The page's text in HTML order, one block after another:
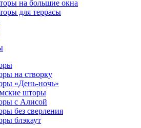
на большие окна
для террасы
на створку
«День-ночь»
шторы
с Алисой
без сверления
блэкаут